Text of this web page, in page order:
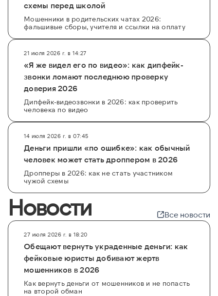
схемы перед школой
Мошенники в родительских чатах 2026:
фальшивые сборы, учителя и ссылки на оплату
21 июля 2026 г. в 14:27
«Я же видел его по видео»: как дипфейк-
звонки ломают последнюю проверку
доверия 2026
Дипфейк-видеозвонки в 2026: как проверить
человека по видео
14 июля 2026 г. в 07:45
Деньги пришли «по ошибке»: как обычный
человек может стать дроппером в 2026
Дропперы в 2026: как не стать участником
чужой схемы
Новости Все новости
27 июля 2026 г. в 18:20
Обещают вернуть украденные деньги: как
фейковые юристы добивают жертв
мошенников в 2026
Как вернуть деньги от мошенников и не попасть
на второй обман